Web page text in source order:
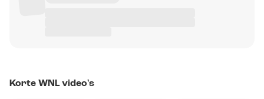
Korte WNL video's